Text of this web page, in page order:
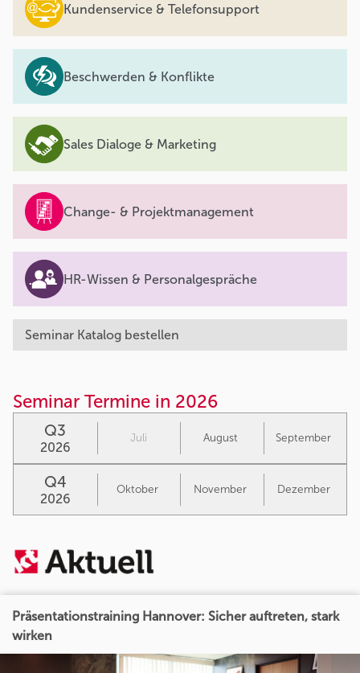
Präsentationstraining Hannover: Sicher auftreten, stark
wirken
Kundenservice & Telefonsupport
Beschwerden & Konflikte
Sales Dialoge & Marketing
Change- & Projektmanagement
HR-Wissen & Personalgespräche
Seminar Katalog bestellen
Seminar Termine in 2026
Q3
2026
Juli August September
Q4
2026
Oktober November Dezember